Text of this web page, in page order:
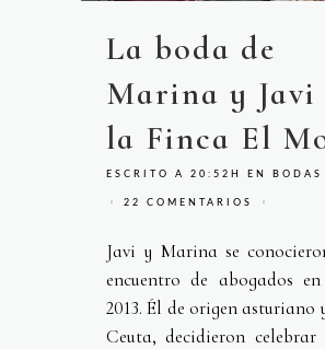
La boda de
Marina y Javi
la Finca El
ESCRITO A 20:52H EN BODAS
22 COMENTARIOS
Javi y Marina se
encuentro de abogados
2013. Él de origen asturiano
Ceuta, decidieron celebrar